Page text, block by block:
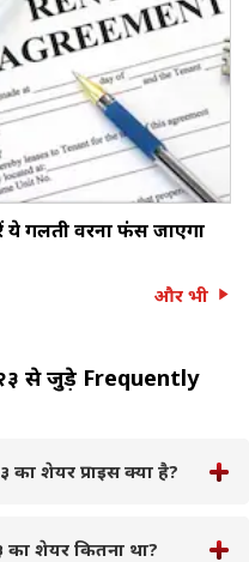
गलती वरना फंस जाएगा
और भी
से जुड़े Frequently
का शेयर प्राइस क्या है?
का शेयर कितना था?